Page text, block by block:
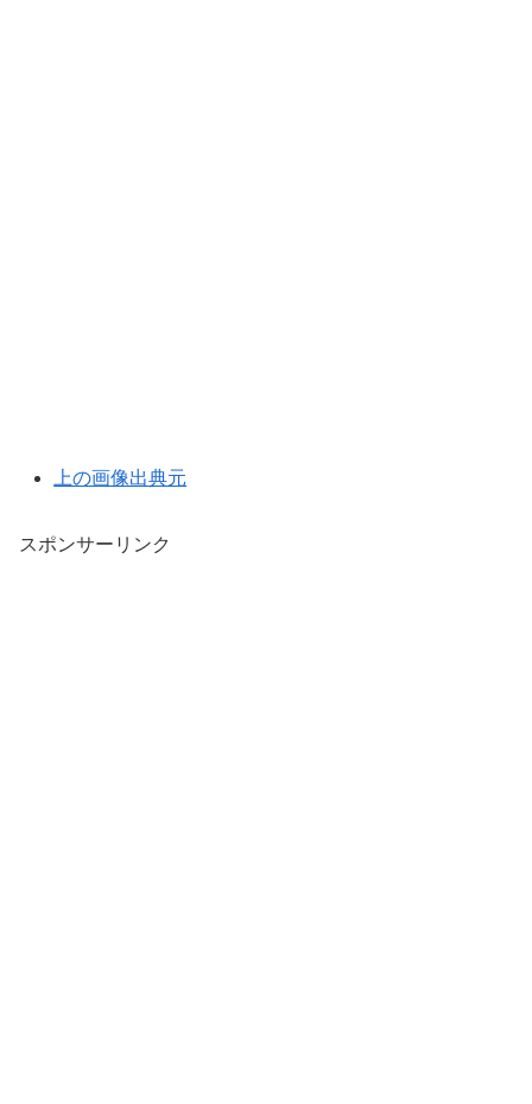
上の画像出典元
スポンサーリンク